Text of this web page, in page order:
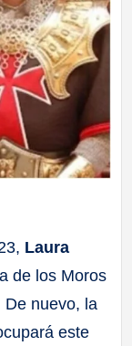
Laura
de los Moros
De nuevo, la
este